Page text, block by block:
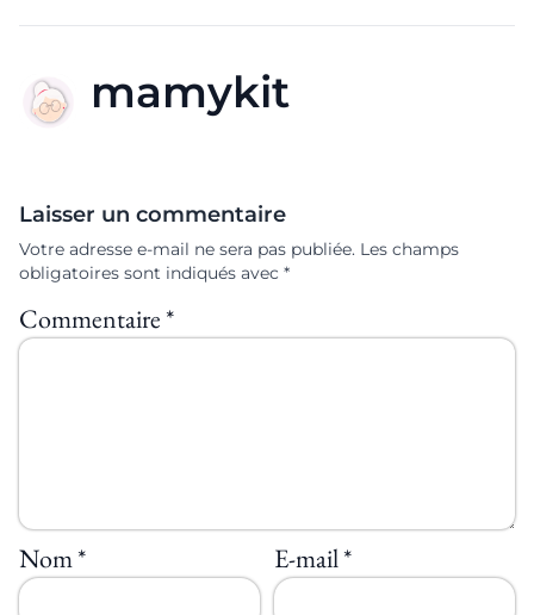
mamykit
Laisser un commentaire
Votre adresse e-mail ne sera pas publiée. Les champs
obligatoires sont indiqués avec *
Commentaire*
Nom* E-mail*